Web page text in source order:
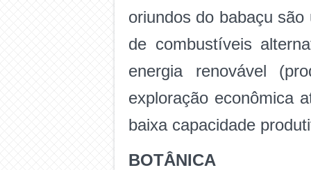
oriundos do babaçu
de combustíveis
energia renovável
exploração econômica
baixa capacidade
BOTÂNICA